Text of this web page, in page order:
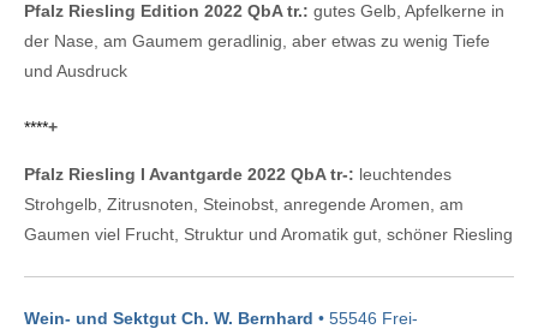
Pfalz Riesling Edition 2022 QbA tr.: gutes Gelb, Apfelkerne in
der Nase, am Gaumem geradlinig, aber etwas zu wenig Tiefe
und Ausdruck
****+
Pfalz Riesling I Avantgarde 2022 QbA tr-: leuchtendes
Strohgelb, Zitrusnoten, Steinobst, anregende Aromen, am
Gaumen viel Frucht, Struktur und Aromatik gut, schöner Riesling
Wein- und Sektgut Ch. W. Bernhard • 55546 Frei-